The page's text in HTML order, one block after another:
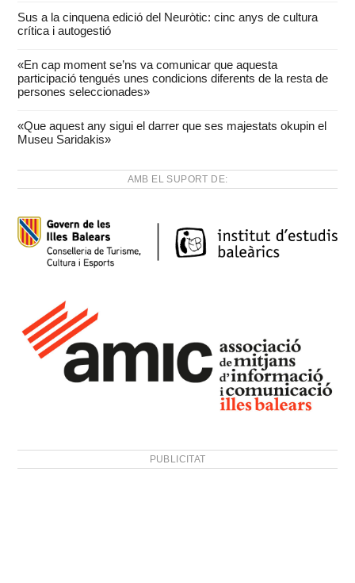
Sus a la cinquena edició del Neuròtic: cinc anys de cultura
crítica i autogestió
«En cap moment se’ns va comunicar que aquesta
participació tengués unes condicions diferents de la resta de
persones seleccionades»
«Que aquest any sigui el darrer que ses majestats okupin el
Museu Saridakis»
AMB EL SUPORT DE:
PUBLICITAT